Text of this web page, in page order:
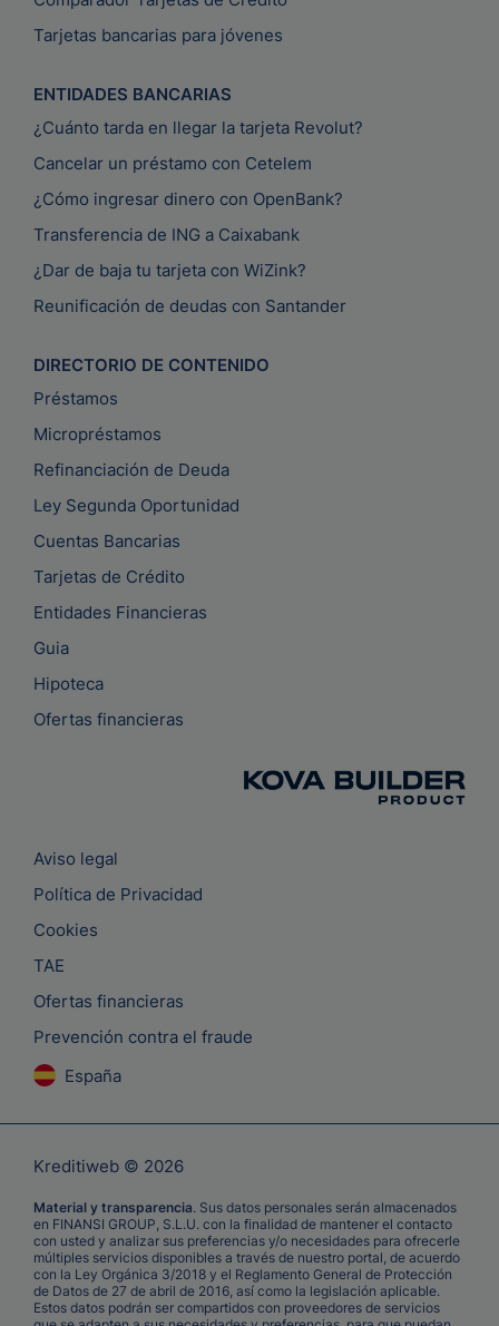
Tarjetas bancarias para jóvenes
ENTIDADES BANCARIAS
¿Cuánto tarda en llegar la tarjeta Revolut?
Cancelar un préstamo con Cetelem
¿Cómo ingresar dinero con OpenBank?
Transferencia de ING a Caixabank
¿Dar de baja tu tarjeta con WiZink?
Reunificación de deudas con Santander
DIRECTORIO DE CONTENIDO
Préstamos
Micropréstamos
Refinanciación de Deuda
Ley Segunda Oportunidad
Cuentas Bancarias
Tarjetas de Crédito
Entidades Financieras
Guia
Hipoteca
Ofertas financieras
Aviso legal
Política de Privacidad
Cookies
TAE
Ofertas financieras
Prevención contra el fraude
España
Kreditiweb © 2026
Material y transparencia. Sus datos personales serán almacenados
en FINANSI GROUP, S.L.U. con la finalidad de mantener el contacto
con usted y analizar sus preferencias y/o necesidades para ofrecerle
múltiples servicios disponibles a través de nuestro portal, de acuerdo
con la Ley Orgánica 3/2018 y el Reglamento General de Protección
de Datos de 27 de abril de 2016, así como la legislación aplicable.
Estos datos podrán ser compartidos con proveedores de servicios